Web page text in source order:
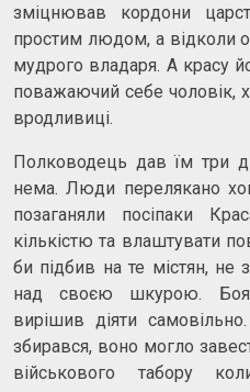
зміцнював кордони
простим людом, а відколи
мудрого владаря. А красу
поважаючий себе чоловік,
вродливиці.
Полководець дав їм три
нема. Люди перелякано
позаганяли посіпаки
кількістю та влаштувати
би підбив на те містян, не
над своєю шкурою.
вирішив діяти
збирався, воно могло
військового табору